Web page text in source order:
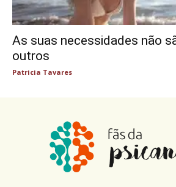
As suas necessidades não
outros
Patricia Tavares